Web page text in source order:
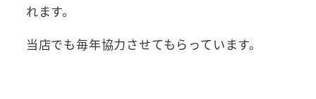
れます。
当店でも毎年協力させてもらっています。